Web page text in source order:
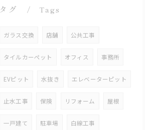
タグ Tags
ガラス交換 店舗 公共工事
タイルカーペット オフィス 事務所
EVピット 水抜き エレベーターピット
止水工事 保険 リフォーム 屋根
一戸建て 駐車場 白線工事